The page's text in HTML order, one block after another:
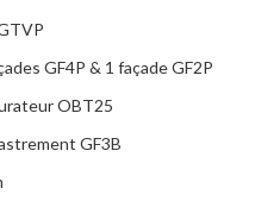
GF4P & 1 façade GF2P
OBT25
GF3B